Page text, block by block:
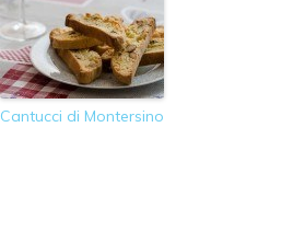
Cantucci di Montersino